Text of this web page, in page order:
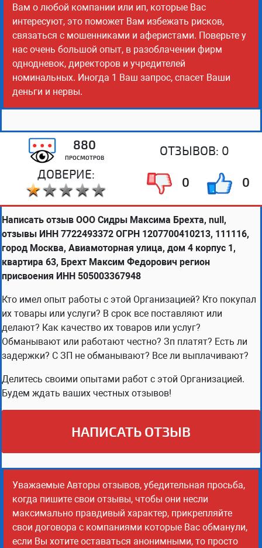
Вам о любой компании или ип, которые Вас
интересуют, это поможет Вам избежать рисков,
связаться с мошенниками и аферистами. Поверьте у
нас очень большой опыт, в разоблачении фирм
однодневок, директоров и учредителей
номинальных. Иногда 1 Ваш запрос, спасет Ваши
деньги и нервы.
880
ПРОСМОТРОВ
ОТЗЫВОВ: 0
ДОВЕРИЕ:
0 0
Написать отзыв ООО Сидры Максима Брехта, null,
отзывы ИНН 7722493372 ОГРН 1207700410213, 111116,
город Москва, Авиамоторная улица, дом 4 корпус 1,
квартира 63, Брехт Максим Федорович регион
присвоения ИНН 505003367948
Кто имел опыт работы с этой Организацией? Кто покупал
их товары или услуги? В срок все поставляют или
делают? Как качество их товаров или услуг?
Обманывают или работают честно? Зп платят? Есть ли
задержки? С ЗП не обманывают? Все ли выплачивают?
Делитесь своими опытами работ с этой Организацией.
Будем ждать ваших честных отзывов!
НАПИСАТЬ ОТЗЫВ
Уважаемые Авторы отзывов, убедительная просьба,
когда пишите свои отзывы, чтобы они несли
максимально правдивый характер, прикрепляйте
свои договора с компаниями которые Вас обманули,
если Вы хотите оставаться анонимными, то просто